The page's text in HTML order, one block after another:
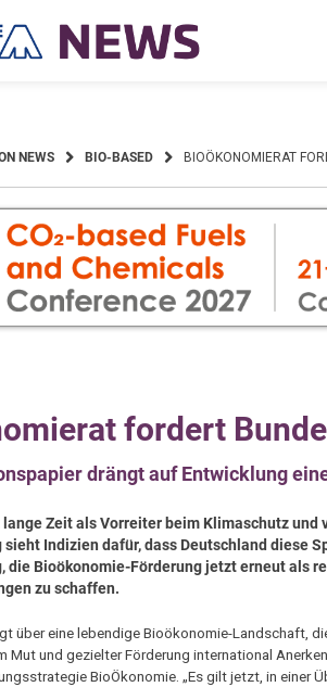
NEWS BIO-BASED BIOÖKONOMIERAT
fordert
drängt auf Entwicklung
Zeit als Vorreiter beim Klimaschutz
sieht Indizien dafür, dass Deutschland diese
die Bioökonomie-Förderung jetzt erneut als
zu schaffen.
über eine lebendige Bioökonomie-Landschaft,
Mut und gezielter Förderung international
BioÖkonomie. „Es gilt jetzt, in einer